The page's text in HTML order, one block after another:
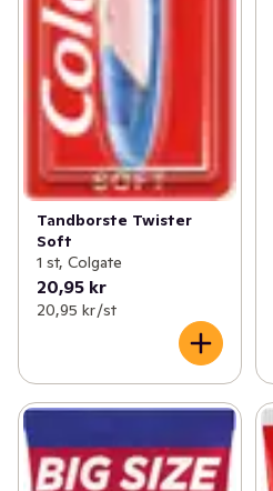
Tandborste Twister
Soft
1 st, Colgate
20,95 kr
20,95 kr /st